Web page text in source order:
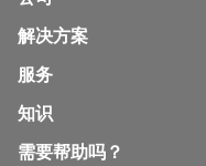
解决方案
服务
知识
需要帮助吗？